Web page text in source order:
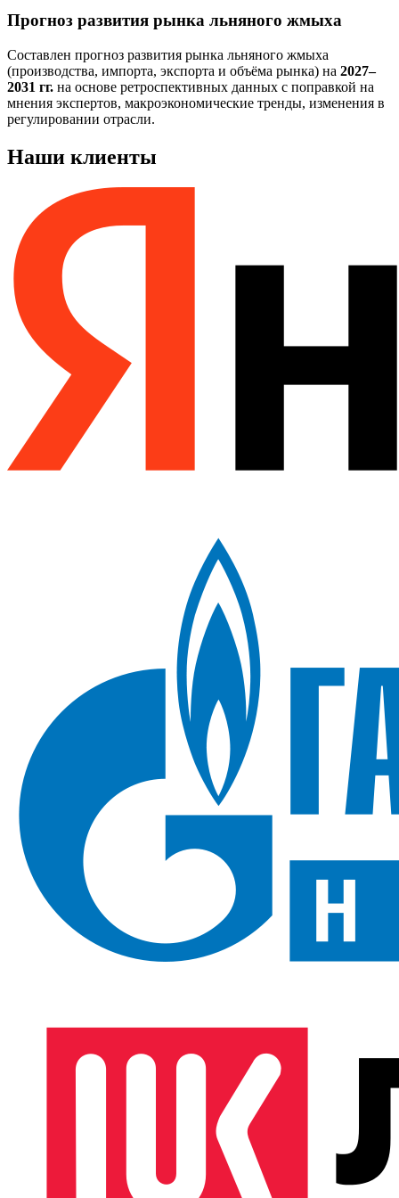
Прогноз развития рынка льняного жмыха
Составлен прогноз развития рынка льняного жмыха
(производства, импорта, экспорта и объёма рынка) на 2027–
2031 гг. на основе ретроспективных данных с поправкой на
мнения экспертов, макроэкономические тренды, изменения в
регулировании отрасли.
Наши клиенты